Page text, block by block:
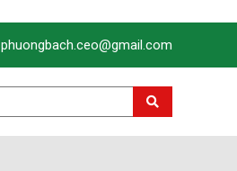
phuongbach.ceo@gmail.com